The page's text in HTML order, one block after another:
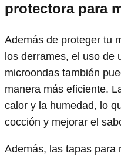
protectora para
Además de proteger tu
los derrames, el uso de
microondas también
manera más eficiente.
calor y la humedad, lo
cocción y mejorar el
Además, las tapas para